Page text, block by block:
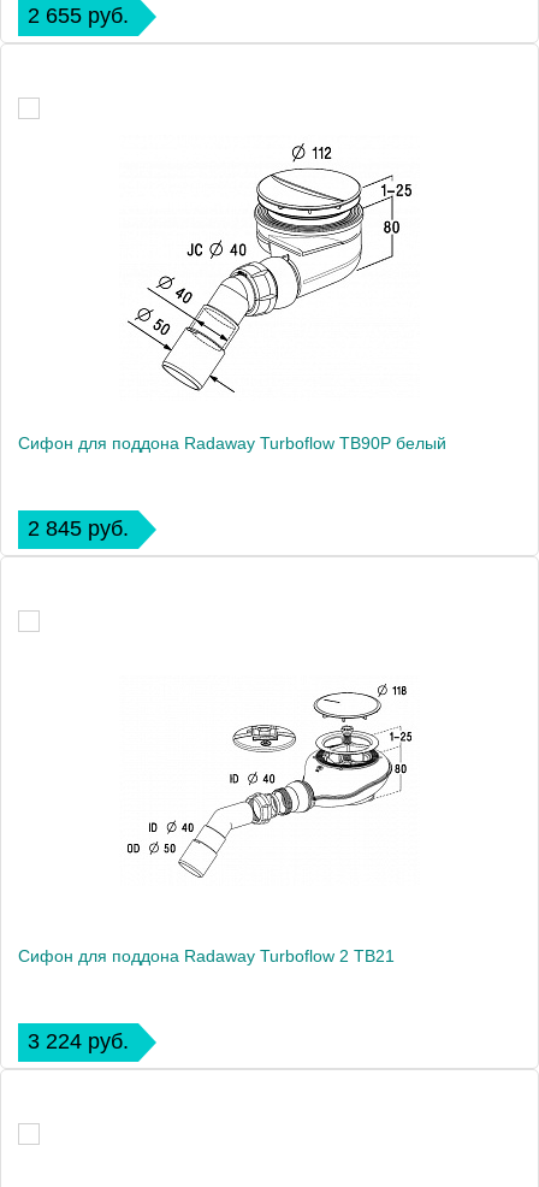
2 655 руб.
Сифон для поддона Radaway Turboflow TB90P белый
2 845 руб.
Сифон для поддона Radaway Turboflow 2 TB21
3 224 руб.